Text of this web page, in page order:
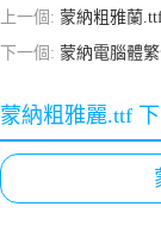
上一個: 蒙納粗雅蘭
下一個: 蒙納電腦體
蒙納粗雅麗.ttf